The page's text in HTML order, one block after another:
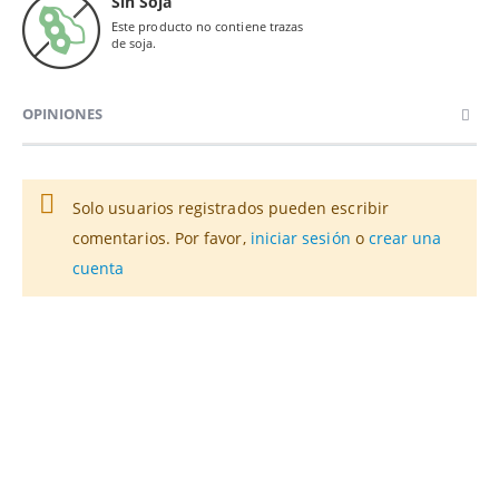
Este producto no contiene trazas
de soja.
OPINIONES
Solo usuarios registrados pueden escribir
comentarios. Por favor, iniciar sesión o crear una
cuenta